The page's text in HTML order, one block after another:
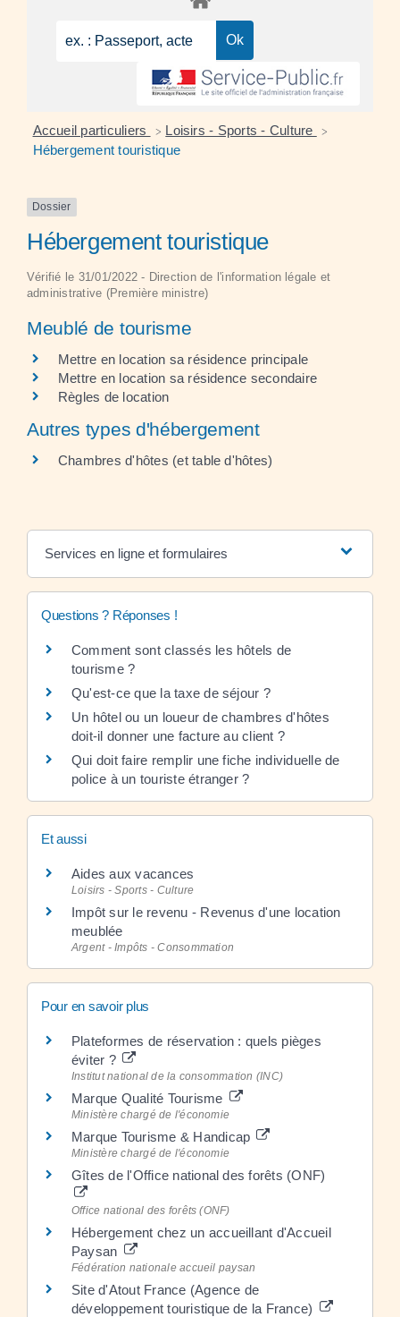
Accueil particuliers > Loisirs - Sports - Culture >
Hébergement touristique
Dossier
Hébergement touristique
Vérifié le 31/01/2022 - Direction de l'information légale et
administrative (Première ministre)
Meublé de tourisme
Mettre en location sa résidence principale
Mettre en location sa résidence secondaire
Règles de location
Autres types d'hébergement
Chambres d'hôtes (et table d'hôtes)
Services en ligne et formulaires
Questions ? Réponses !
Comment sont classés les hôtels de
tourisme ?
Qu'est-ce que la taxe de séjour ?
Un hôtel ou un loueur de chambres d'hôtes
doit-il donner une facture au client ?
Qui doit faire remplir une fiche individuelle de
police à un touriste étranger ?
Et aussi
Aides aux vacances
Loisirs - Sports - Culture
Impôt sur le revenu - Revenus d'une location
meublée
Argent - Impôts - Consommation
Pour en savoir plus
Plateformes de réservation : quels pièges
éviter ?
Institut national de la consommation (INC)
Marque Qualité Tourisme
Ministère chargé de l'économie
Marque Tourisme & Handicap
Ministère chargé de l'économie
Gîtes de l'Office national des forêts (ONF)
Office national des forêts (ONF)
Hébergement chez un accueillant d'Accueil
Paysan
Fédération nationale accueil paysan
Site d'Atout France (Agence de
développement touristique de la France)